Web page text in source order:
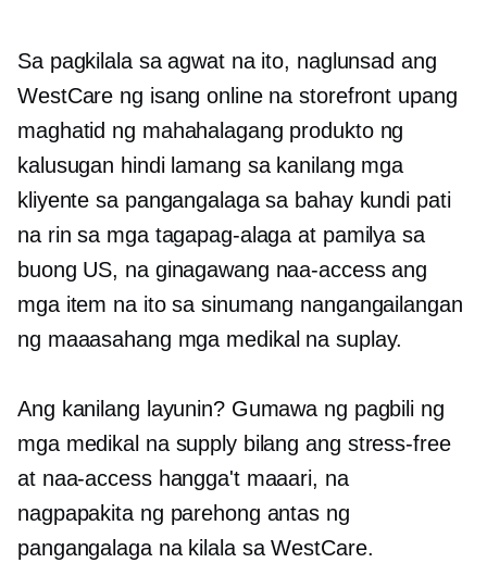
Sa pagkilala sa agwat na ito, naglunsad ang
WestCare ng isang online na storefront upang
maghatid ng mahahalagang produkto ng
kalusugan hindi lamang sa kanilang mga
kliyente sa pangangalaga sa bahay kundi pati
na rin sa mga tagapag-alaga at pamilya sa
buong US, na ginagawang naa-access ang
mga item na ito sa sinumang nangangailangan
ng maaasahang mga medikal na suplay.
Ang kanilang layunin? Gumawa ng pagbili ng
mga medikal na supply bilangang stress-free
at naa-access hangga't maaari, na
nagpapakita ng parehong antas ng
pangangalaga na kilala sa WestCare.